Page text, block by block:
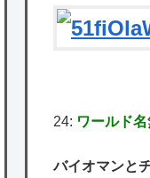
24: ワールド
バイオマンと